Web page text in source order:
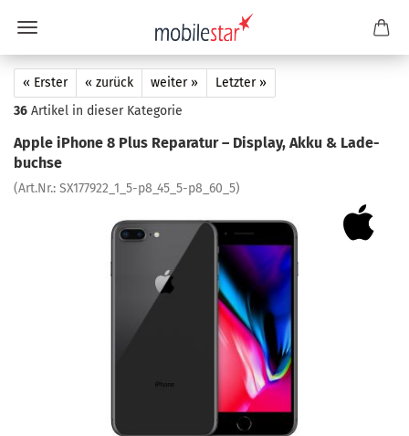
« Erster « zurück weiter »
Letzter »
36 Artikel in dieser Kategorie
Apple iPho­ne 8 Plus Re­pa­ra­tur – Dis­play, Akku & La­de­
buch­se
(Art.Nr.: SX177922_1_5-​p8_45_5-p8_60_5)